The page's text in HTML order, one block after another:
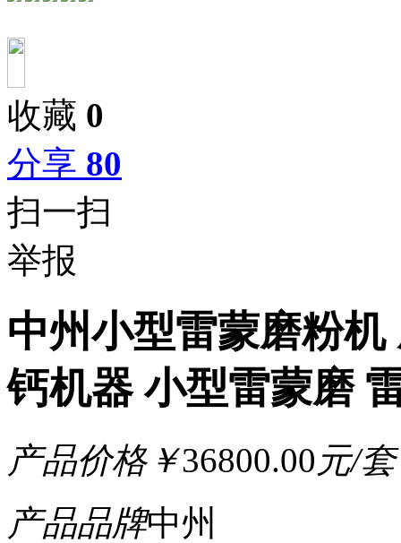
收藏 0
分享 80
扫一扫
举报
中州小型雷蒙磨粉
钙机器 小型雷蒙磨
产品价格￥36800.00 元/套
产品品牌中州